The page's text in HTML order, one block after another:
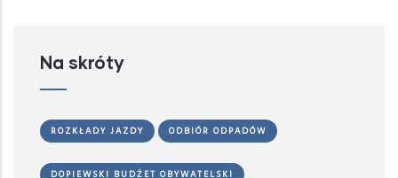
Na skróty
ROZKŁADY JAZDY ODBIÓR ODPADÓW
DOPIEWSKI BUDŻET OBYWATELSKI